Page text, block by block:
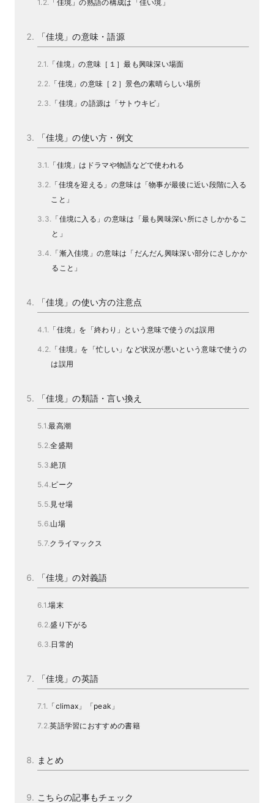
「佳境」の熟語の構成は「佳い境」
「佳境」の意味・語源
「佳境」の意味［１］最も興味深い場面
「佳境」の意味［２］景色の素晴らしい場所
「佳境」の語源は「サトウキビ」
「佳境」の使い方・例文
「佳境」はドラマや物語などで使われる
「佳境を迎える」の意味は「物事が最後に近い段階に入る
こと」
「佳境に入る」の意味は「最も興味深い所にさしかかるこ
と」
「漸入佳境」の意味は「だんだん興味深い部分にさしかか
ること」
「佳境」の使い方の注意点
「佳境」を「終わり」という意味で使うのは誤用
「佳境」を「忙しい」など状況が悪いという意味で使うの
は誤用
「佳境」の類語・言い換え
最高潮
全盛期
絶頂
ピーク
見せ場
山場
クライマックス
「佳境」の対義語
場末
盛り下がる
日常的
「佳境」の英語
「climax」「peak」
英語学習におすすめの書籍
まとめ
こちらの記事もチェック